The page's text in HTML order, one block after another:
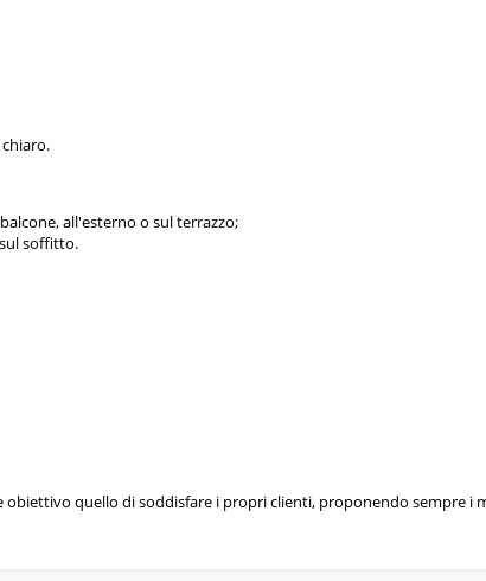
all'esterno o sul terrazzo;
soffitto.
quello di soddisfare i propri clienti, proponendo sempre i